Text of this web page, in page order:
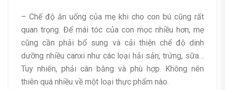
– Chế độ ăn uống của mẹ khi cho con bú cũng rất
quan trọng. Để mái tóc của con mọc nhiều hơn, mẹ
cũng cần phải bổ sung và cải thiện chế độ dinh
dưỡng nhiều canxi như các loại hải sản, trứng, sữa…
Tuy nhiên, phải cân bằng và phù hợp. Không nên
thiên quá nhiều về một loại thực phẩm nào.